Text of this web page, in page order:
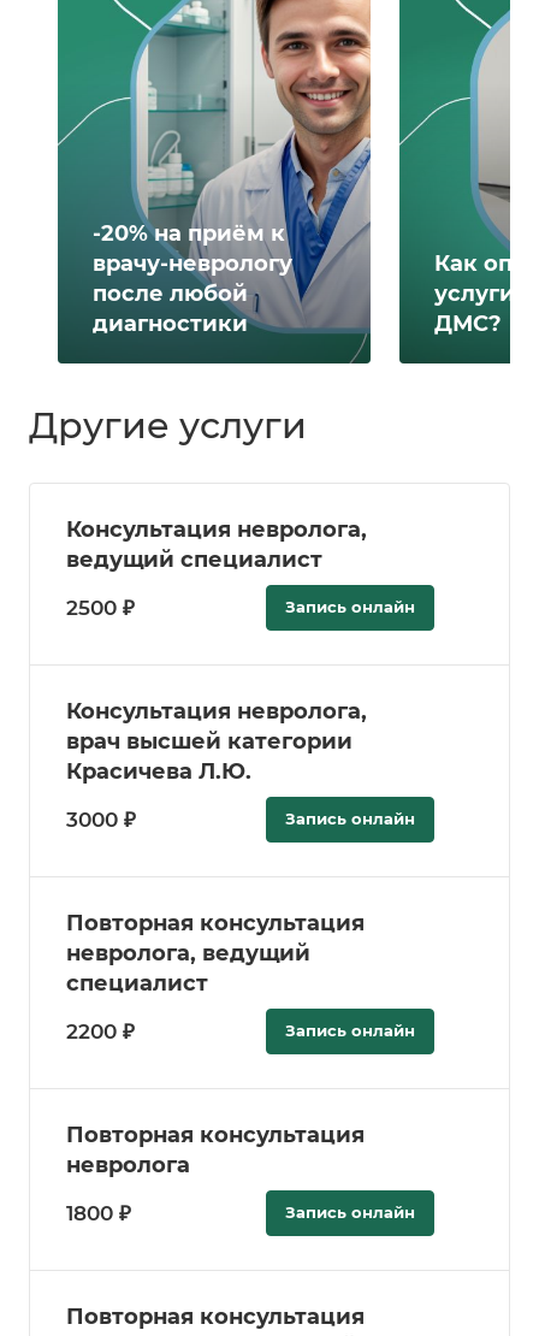
-20% на приём к
врачу-неврологу
после любой
диагностики
Как
услуги
ДМС?
Другие услуги
Консультация невролога,
ведущий специалист
2500 ₽ Запись онлайн
Консультация невролога,
врач высшей категории
Красичева Л.Ю.
3000 ₽ Запись онлайн
Повторная консультация
невролога, ведущий
специалист
2200 ₽ Запись онлайн
Повторная консультация
невролога
1800 ₽ Запись онлайн
Повторная консультация